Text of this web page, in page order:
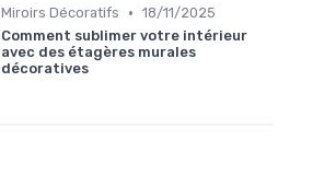
Miroirs Décoratifs • 18/11/2025
Comment sublimer votre intérieur
avec des étagères murales
décoratives